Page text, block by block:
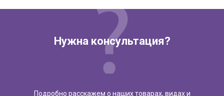
Нужна консультация?
Подробно расскажем о наших товарах, видах и